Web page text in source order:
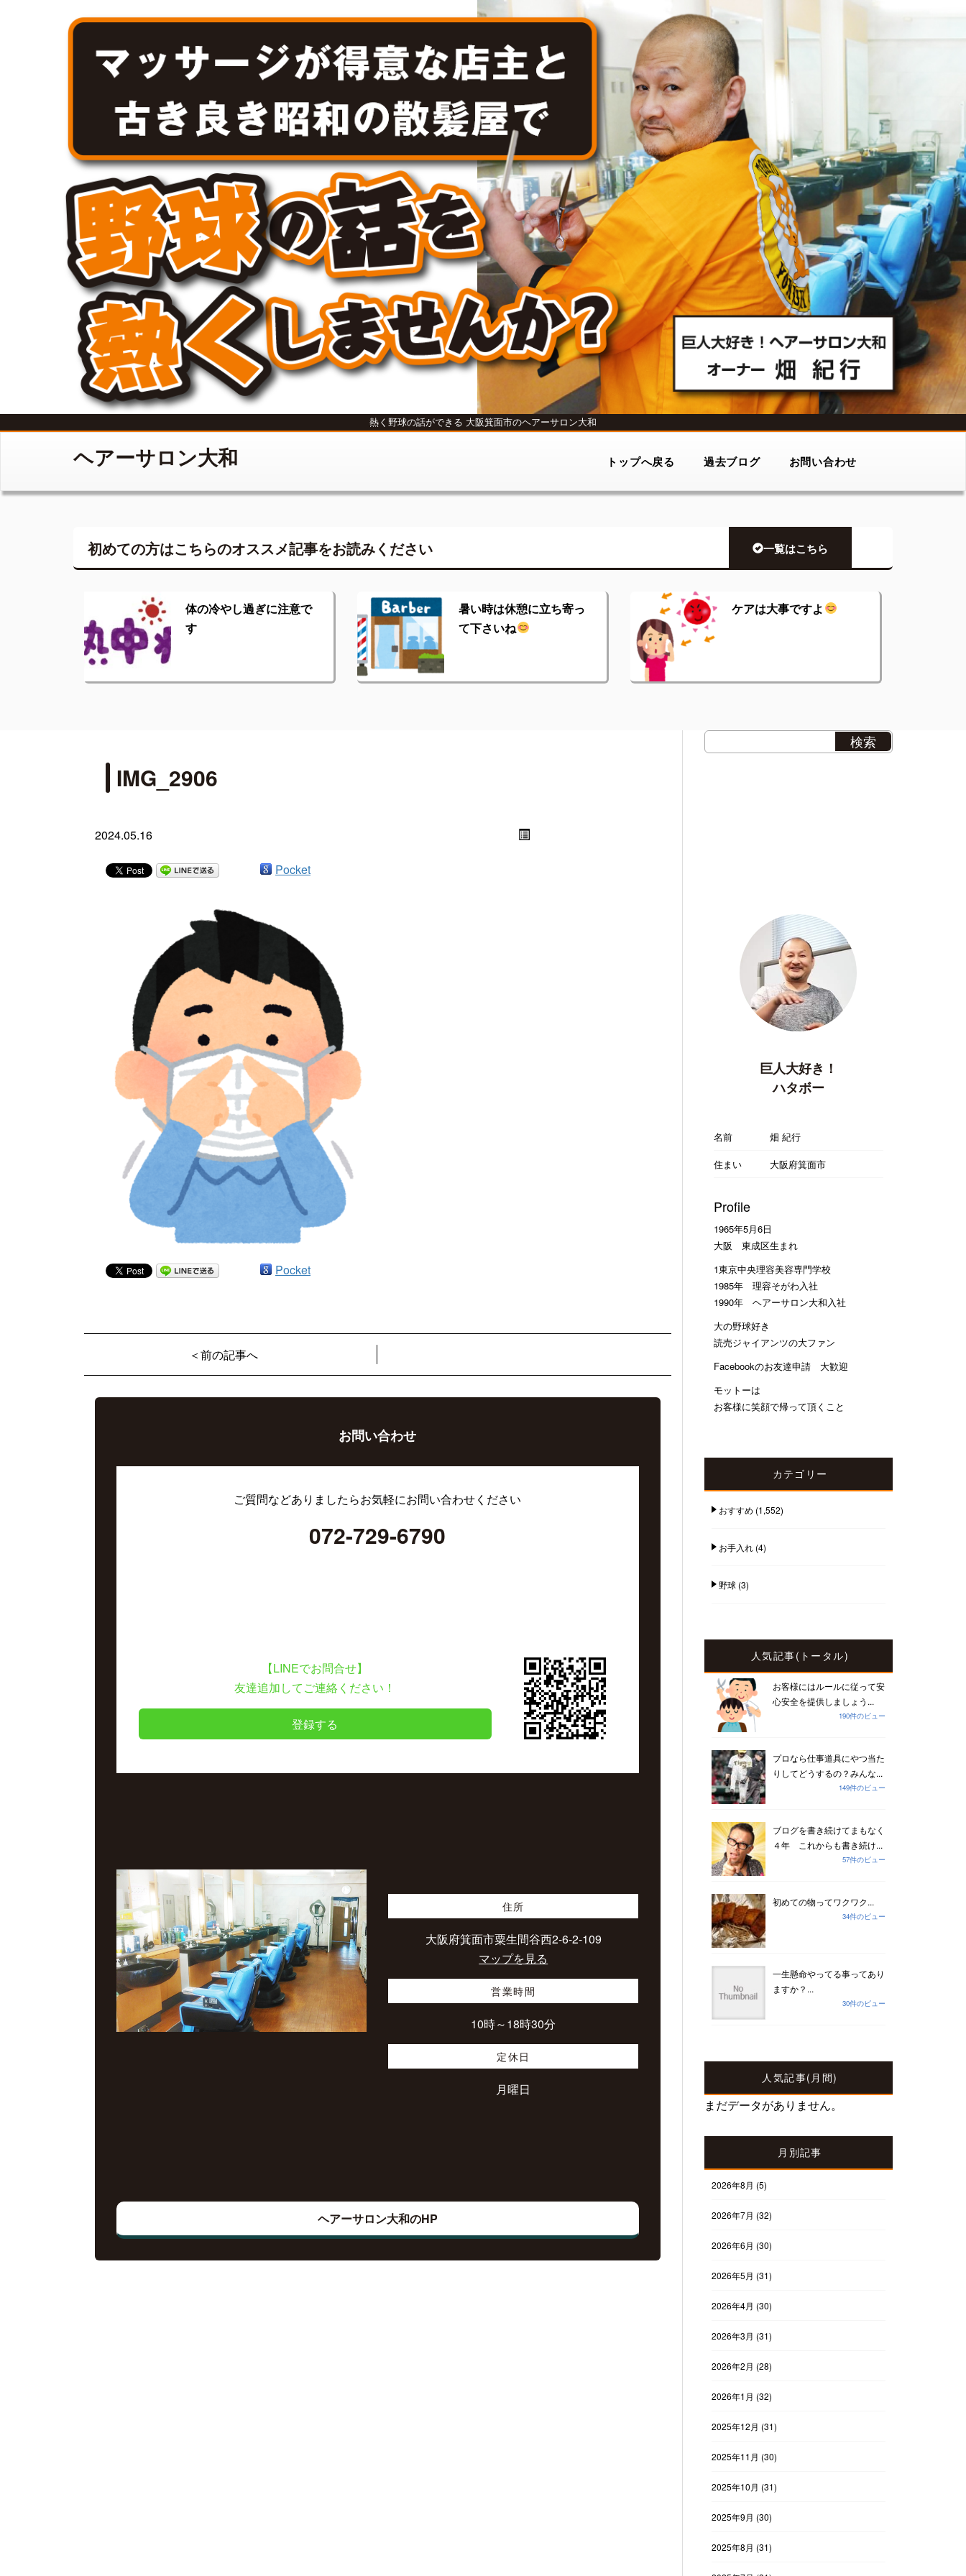
熱く野球の話ができる 大阪箕面市のヘアーサロン大和
ヘアーサロン大和 トップへ戻る 過去ブログ お問い合わせ
初めての方はこちらのオススメ記事をお読みください 一覧はこちら
体の冷やし過ぎに注意で
す
暑い時は休憩に立ち寄っ
て下さいね
ケアは大事ですよ
IMG_2906
2024.05.16
Pocket
Pocket
＜前の記事へ
お問い合わせ
ご質問などありましたらお気軽にお問い合わせください
072-729-6790
【LINEでお問合せ】
友達追加してご連絡ください！
登録する
住所
大阪府箕面市粟生間谷西2-6-2-109
マップを見る
営業時間
10時～18時30分
定休日
月曜日
ヘアーサロン大和のHP
巨人大好き！
ハタボー
名前
畑 紀行
住まい
大阪府箕面市
Profile
1965年5月6日
大阪 東成区生まれ
1東京中央理容美容専門学校
1985年 理容そがわ入社
1990年 ヘアーサロン大和入社
大の野球好き
読売ジャイアンツの大ファン
Facebookのお友達申請 大歓迎
モットーは
お客様に笑顔で帰って頂くこと
カテゴリー
おすすめ (1,552)
お手入れ(4)
野球(3)
人気記事(トータル)
お客様にはルールに従って安
心安全を提供しましょう...
190件のビュー
プロなら仕事道具にやつ当た
りしてどうするの？みんな...
149件のビュー
ブログを書き続けてまもなく
４年 これからも書き続け...
57件のビュー
初めての物ってワクワク...
34件のビュー
一生懸命やってる事ってあり
ますか？...
30件のビュー
人気記事(月間)
まだデータがありません。
月別記事
2026年8月 (5)
2026年7月 (32)
2026年6月 (30)
2026年5月 (31)
2026年4月 (30)
2026年3月 (31)
2026年2月 (28)
2026年1月 (32)
2025年12月 (31)
2025年11月 (30)
2025年10月 (31)
2025年9月 (30)
2025年8月 (31)